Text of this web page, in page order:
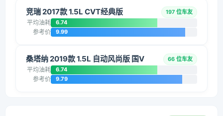
竞瑞 2017款 1.5L CVT经典版 197 位车友
平均油耗 6.74
参考价 9.99
桑塔纳 2019款 1.5L 自动风尚版 国V 66 位车友
平均油耗 6.74
参考价 9.79